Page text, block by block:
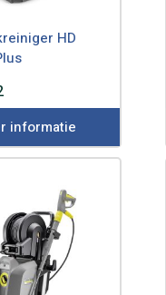
HD
informatie